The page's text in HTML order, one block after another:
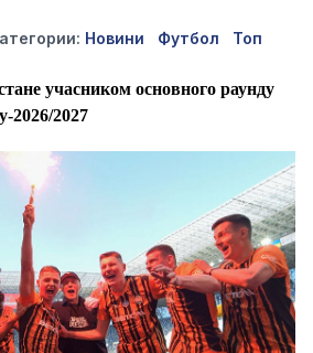
Новини Футбол Топ
учасником основного раунду
2026/2027